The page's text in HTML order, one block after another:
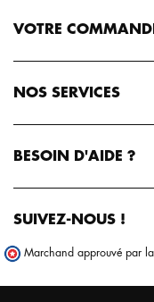
VOTRE
NOS SERVICES
BESOIN D'AIDE ?
SUIVEZ-NOUS !
Marchand approuvé par